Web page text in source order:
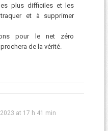
plus difficiles et les
et à supprimer
pour le net zéro
de la vérité.
at 17 h 41 min